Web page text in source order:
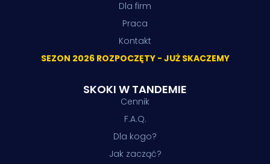
Dla firm
Praca
Kontakt
SEZON 2026 ROZPOCZĘTY - JUŻ SKACZEMY
SKOKI W TANDEMIE
Cennik
F.A.Q.
Dla kogo?
Jak zacząć?